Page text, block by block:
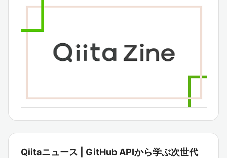
Qiitaニュース | GitHub APIから学ぶ次世代